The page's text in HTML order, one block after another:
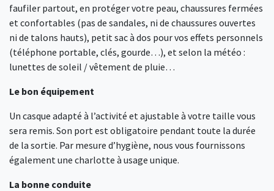
faufiler partout, en protéger votre peau, chaussures fermées
et confortables (pas de sandales, ni de chaussures ouvertes
ni de talons hauts), petit sac à dos pour vos effets personnels
(téléphone portable, clés, gourde…), et selon la météo :
lunettes de soleil / vêtement de pluie…
Le bon équipement
Un casque adapté à l’activité et ajustable à votre taille vous
sera remis. Son port est obligatoire pendant toute la durée
de la sortie. Par mesure d’hygiène, nous vous fournissons
également une charlotte à usage unique.
La bonne conduite